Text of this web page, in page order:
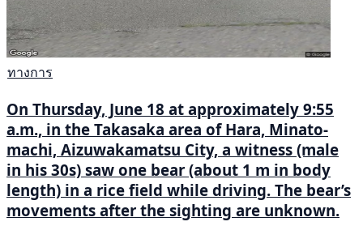
ทางการ
On Thursday, June 18 at approximately 9:55
a.m., in the Takasaka area of Hara, Minato-
machi, Aizuwakamatsu City, a witness (male
in his 30s) saw one bear (about 1 m in body
length) in a rice field while driving. The bear’s
movements after the sighting are unknown.